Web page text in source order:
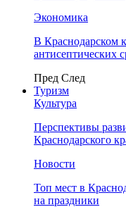
Экономика
В Краснодарском
антисептических
Пред След
Туризм
Культура
Перспективы
Краснодарского
Новости
Топ мест в
на праздники